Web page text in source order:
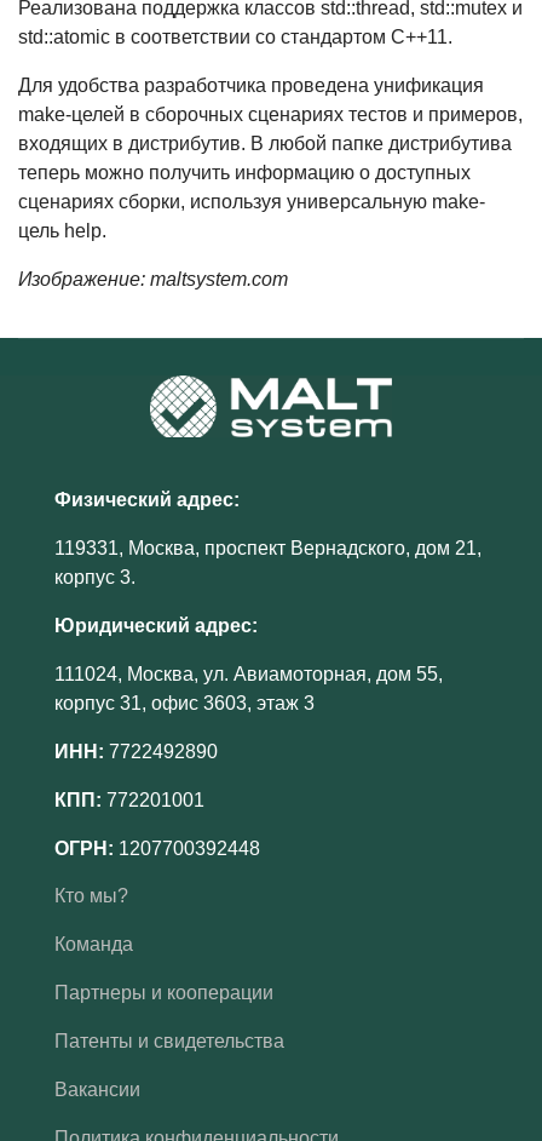
Реализована поддержка классов std::thread, std::mutex и
std::atomic в соответствии со стандартом C++11.
Для удобства разработчика проведена унификация
make-целей в сборочных сценариях тестов и примеров,
входящих в дистрибутив. В любой папке дистрибутива
теперь можно получить информацию о доступных
сценариях сборки, используя универсальную make-
цель help.
Изображение: maltsystem.com
Физический адрес:
119331, Москва, проспект Вернадского, дом 21,
корпус 3.
Юридический адрес:
111024, Москва, ул. Авиамоторная, дом 55,
корпус 31, офис 3603, этаж 3
ИНН: 7722492890
КПП: 772201001
ОГРН: 1207700392448
Кто мы?
Команда
Партнеры и кооперации
Патенты и свидетельства
Вакансии